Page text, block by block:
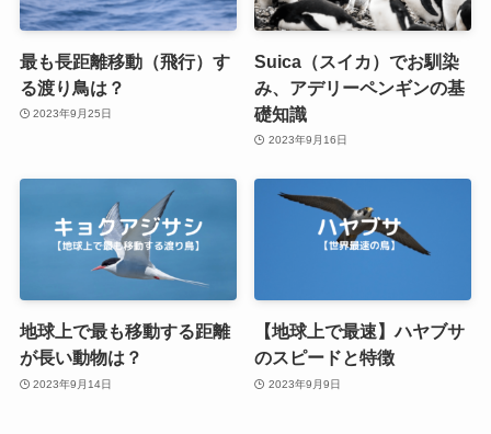
最も長距離移動（飛行）す
る渡り鳥は？
2023年9月25日
Suica（スイカ）でお馴染
み、アデリーペンギンの基
礎知識
2023年9月16日
地球上で最も移動する距離
が長い動物は？
2023年9月14日
【地球上で最速】ハヤブサ
のスピードと特徴
2023年9月9日